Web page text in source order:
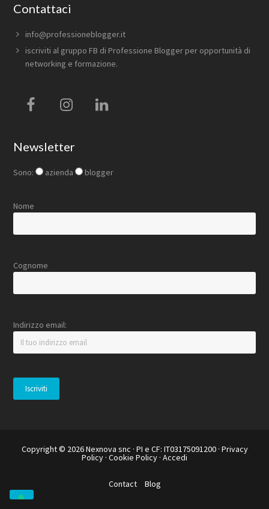
Contattaci
info@professioneblogger.it
iscriviti al gruppo FB di Professione Blogger per opportunità di
networking e formazione.
Newsletter
Sono: azienda blogger
Nome
Cognome
Indirizzo email:
Copyright © 2026Nexnova snc · PI e CF: IT03175091200 · Privacy
Policy · Cookie Policy · Accedi
Contact Blog